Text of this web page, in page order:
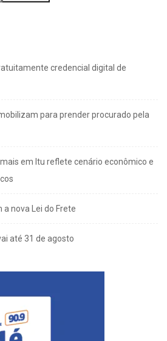
credencial digital de
para prender procurado pela
em Itu reflete cenário econômico e
a nova Lei do Frete
até 31 de agosto